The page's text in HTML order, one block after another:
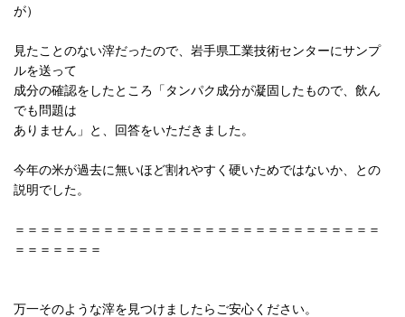
が）
見たことのない滓だったので、岩手県工業技術センターにサンプ
ルを送って
成分の確認をしたところ「タンパク成分が凝固したもので、飲ん
でも問題は
ありません」と、回答をいただきました。
今年の米が過去に無いほど割れやすく硬いためではないか、との
説明でした。
＝＝＝＝＝＝＝＝＝＝＝＝＝＝＝＝＝＝＝＝＝＝＝＝＝＝＝＝＝
＝＝＝＝＝＝＝
万一そのような滓を見つけましたらご安心ください。